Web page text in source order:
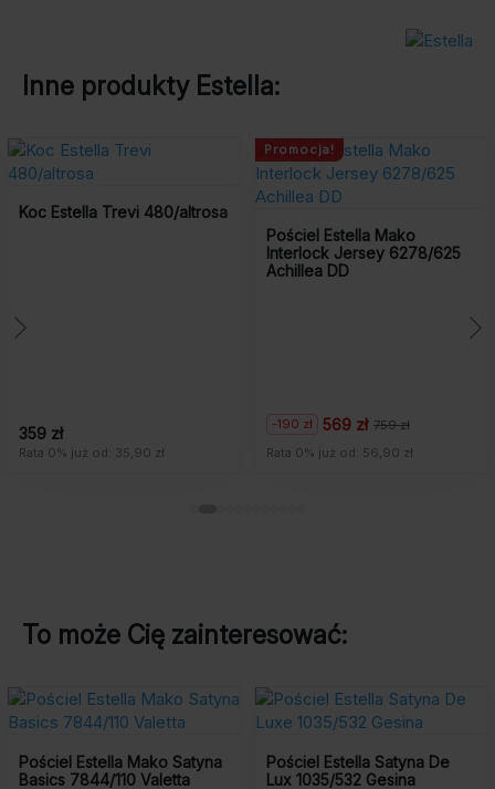
Inne produkty Estella:
Koc Estella Trevi 480/altrosa
359 zł
Rata 0% już od: 35,90 zł
Promocja!
Pościel Estella Mako
Interlock Jersey 6278/625
Achillea DD
759 zł
Pierwotna
cena
569 zł
Aktualna
cena
-190 zł
Rata 0% już od: 56,90 zł
To może Cię zainteresować:
Pościel Estella Mako Satyna
Basics 7844/110 Valetta
Pościel Estella Satyna De
Lux 1035/532 Gesina